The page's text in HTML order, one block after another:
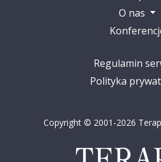
O nas
Regulamin
Polityka
Copyright © 2001-2026